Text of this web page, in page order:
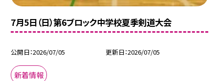
7月5日（日）第6ブロック中学校夏季剣道大会
公開日 2026/07/05 更新日 2026/07/05
新着情報